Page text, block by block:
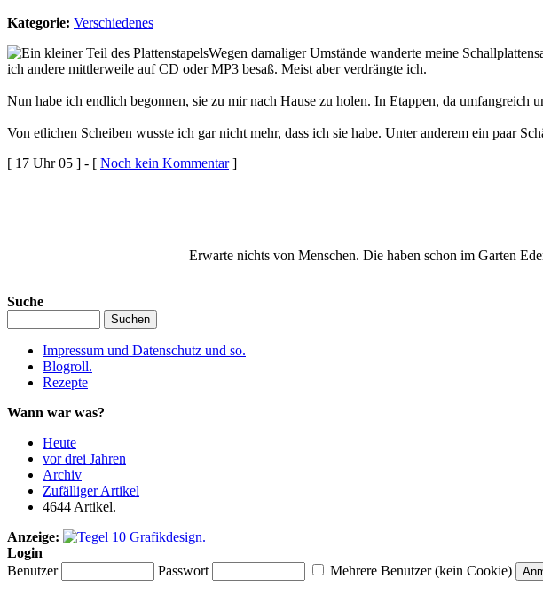
Kategorie: Verschiedenes
Wegen damaliger Umstände wanderte meine
ich andere mittlerweile auf CD oder MP3 besaß. Meist aber verdrängte ich.
Nun habe ich endlich begonnen, sie zu mir nach Hause zu holen. In Etappen, da umfangreich
Von etlichen Scheiben wusste ich gar nicht mehr, dass ich sie habe. Unter anderem ein paar
[ 17 Uhr 05 ] - [ Noch kein Kommentar]
Erwarte nichts von Menschen. Die haben schon im Garten
Suche
Impressum und Datenschutz und so.
Blogroll.
Rezepte
Wann war was?
Heute
vor drei Jahren
Archiv
Zufälliger Artikel
4644 Artikel.
Anzeige:
Login
Benutzer
Passwort Mehrere Benutzer (kein Cookie)